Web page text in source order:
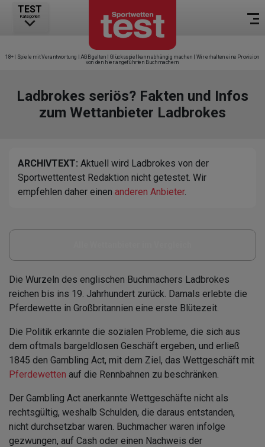
TEST
Kategorien
18+ | Spiele mit Verantwortung | AGB gelten | Glücksspiel kann abhängig machen | Wir erhalten eine Provision
von den hier angeführten Buchmachern
Ladbrokes seriös? Fakten und Infos
zum Wettanbieter Ladbrokes
ARCHIVTEXT: Aktuell wird Ladbrokes von der
Sportwettentest Redaktion nicht getestet. Wir
empfehlen daher einen anderen Anbieter.
Die Wurzeln des englischen Buchmachers Ladbrokes
reichen bis ins 19. Jahrhundert zurück. Damals erlebte die
Pferdewette in Großbritannien eine erste Blütezeit.
Die Politik erkannte die sozialen Probleme, die sich aus
dem oftmals bargeldlosen Geschäft ergeben, und erließ
1845 den Gambling Act, mit dem Ziel, das Wettgeschäft mit
Pferdewetten auf die Rennbahnen zu beschränken.
Der Gambling Act anerkannte Wettgeschäfte nicht als
rechtsgültig, weshalb Schulden, die daraus entstanden,
nicht durchsetzbar waren. Buchmacher waren infolge
gezwungen, auf Cash oder einen Nachweis der